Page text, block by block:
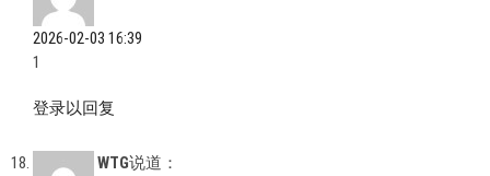
2026-02-03 16:39
1
登录以回复
WTG说道：